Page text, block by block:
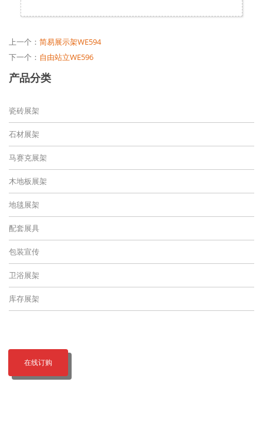
上一个： 简易展示架WE594
下一个： 自由站立WE596
产品分类
瓷砖展架
石材展架
马赛克展架
木地板展架
地毯展架
配套展具
包装宣传
卫浴展架
库存展架
在线订购